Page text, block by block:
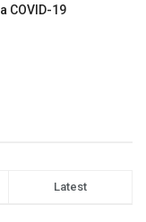
COVID-19
Latest